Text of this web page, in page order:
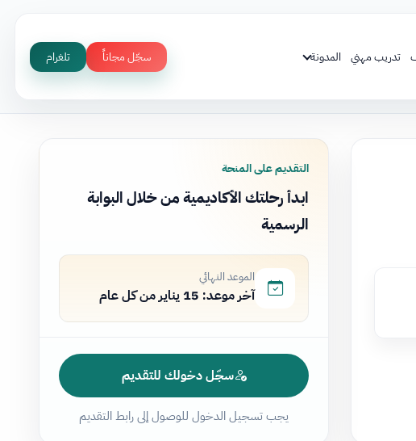
تدريب مهني المدونة سجّل مجاناً تلغرام
التقديم على المنحة
ابدأ رحلتك الأكاديمية من خلال البوابة
الرسمية
الموعد النهائي
آخر موعد: 15 يناير من كل عام
سجّل دخولك للتقديم
يجب تسجيل الدخول للوصول إلى رابط التقديم